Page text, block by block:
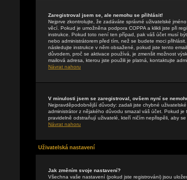
Zaregistroval jsem se, ale nemohu se přihlásit!
Nejprve zkontrolujte, že zadáváte správné uživatelské
věcí. Pokud je umožněna podpora COPPA a klikli jste při
instrukce. Pokud toto není ten případ, pak váš účet musí
nebo administrátorem před tím, než se budete moci
následujte instrukce v něm obsažené, pokud jste tento
důvodem, proč se aktivace používá, je zmenšit možnost
mailová adresa, kterou jste použili je platná, kontaktujte
Návrat nahoru
V minulosti jsem se zaregistroval, ovšem nyní se
Nejpravděpodobnější důvody: zadali jste chybné
administrátor z nějakého důvodu smazal váš účet. Pokud
pravidelně odstraňují uživatelé, kteří ničím nepřispěli, aby
Návrat nahoru
Uživatelská nastavení
Jak změním svoje nastavení?
Všechna vaše nastavení (pokud jste registrováni) jsou